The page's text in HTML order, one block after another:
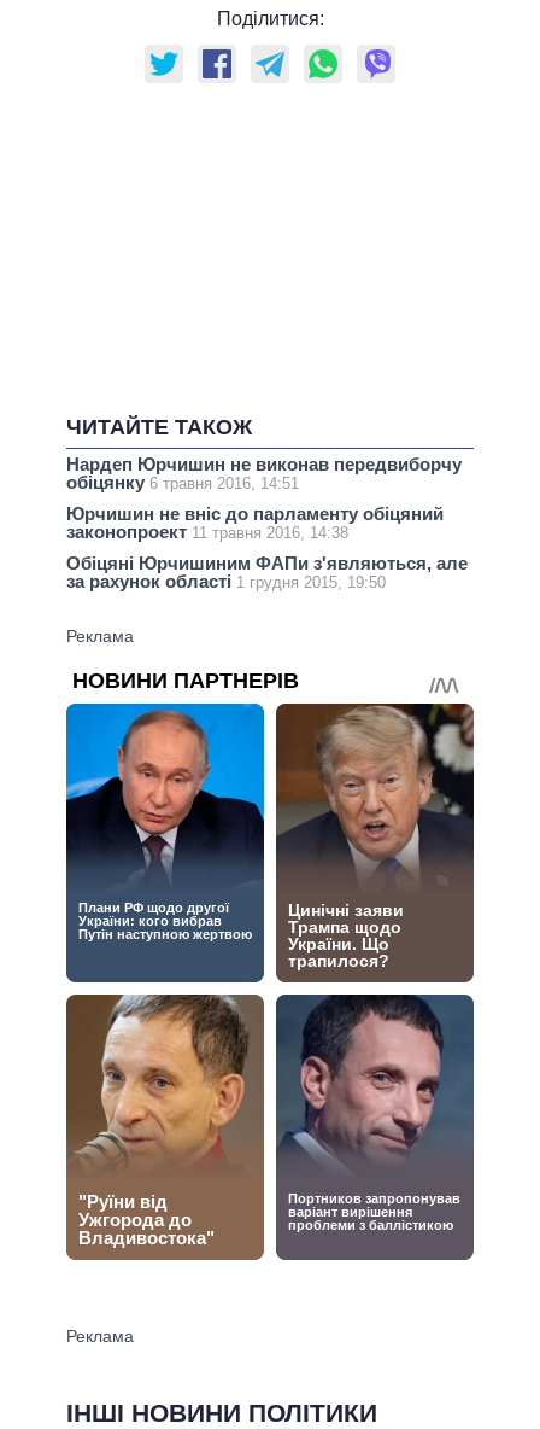
Поділитися:
ЧИТАЙТЕ ТАКОЖ
Нардеп Юрчишин не виконав передвиборчу
обіцянку 6 травня 2016, 14:51
Юрчишин не вніс до парламенту обіцяний
законопроект 11 травня 2016, 14:38
Обіцяні Юрчишиним ФАПи з'являються, але
за рахунок області 1 грудня 2015, 19:50
ІНШІ НОВИНИ ПОЛІТИКИ